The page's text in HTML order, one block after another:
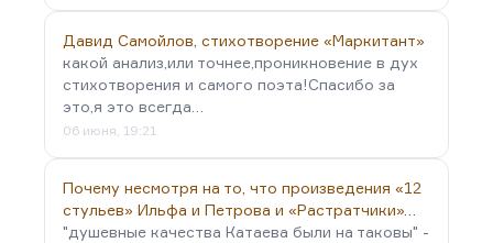
Давид Самойлов, стихотворение «Маркитант»
какой анализ,или точнее,проникновение в дух
стихотворения и самого поэта!Спасибо за
это,я это всегда…
06 июня, 19:21
Почему несмотря на то, что произведения «12
стульев» Ильфа и Петрова и «Растратчики»…
"душевные качества Катаева были на таковы" -